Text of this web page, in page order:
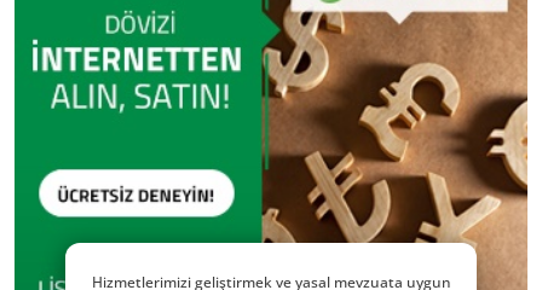
Hizmetlerimizi geliştirmek ve yasal mevzuata uygun